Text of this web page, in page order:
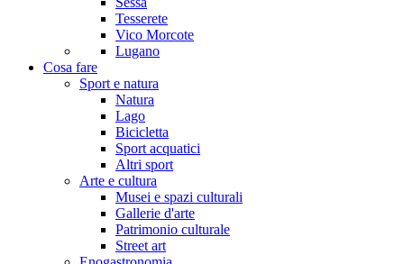
Tesserete
Vico Morcote
Lugano
Cosa fare
Sport e natura
Natura
Lago
Bicicletta
Sport acquatici
Altri sport
Arte e cultura
Musei e spazi culturali
Gallerie d'arte
Patrimonio culturale
Street art